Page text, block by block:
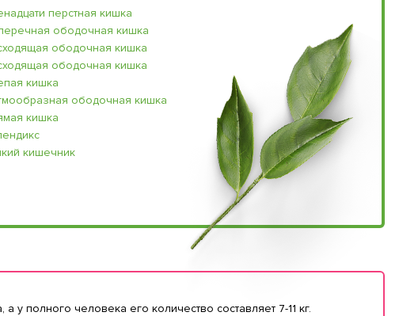
перстная кишка
ободочная кишка
ободочная кишка
ободочная кишка
кишка
ободочная кишка
кишка
кишечник
полного человека его количество составляет 7-11 кг.